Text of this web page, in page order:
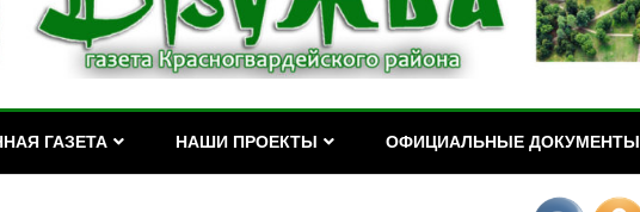
района РА
ГАЗЕТА НАШИ ПРОЕКТЫ ОФИЦИАЛЬНЫЕ ДОКУМЕНТЫ